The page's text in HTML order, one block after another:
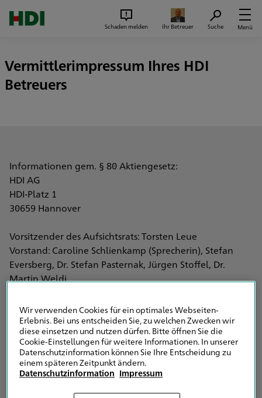
Schaden melden Ihr Betreuer Suche Menü
Vermittlerimpressum Ihres HDI
Betreuers
Informationen gem. § 80 Aktiengesetz:
HDI AG
HDI-Platz 1
30659 Hannover
Vorsitzender des Aufsichtsrats: Torsten Leue
Vorstand: Caroline Schlienkamp (Sprecherin), Stefan
Eversberg, Dr. Stefan Pasternak, Jürgen Stoffel, Dr.
Martin Weldi
HR Hannover B 60722
USt-ID-Nr. DE 813832856
Versicherungsvertreter mit Erlaubnis nach § 34d Abs. 1
Gewerbeordnung (GewO)
Eingetragen in das Vermittlerregister nach § 34d Abs. 10
Wir verwenden Cookies für ein optimales Webseiten-
Erlebnis. Bei uns entscheiden Sie, zu welchen Zwecken wir
diese einsetzen und nutzen dürfen. Bitte öffnen Sie die
Cookie-Einstellungen für weitere Informationen. In unserer
Datenschutzinformation können Sie Ihre Entscheidung zu
einem späteren Zeitpunkt ändern.
Datenschutzinformation Impressum